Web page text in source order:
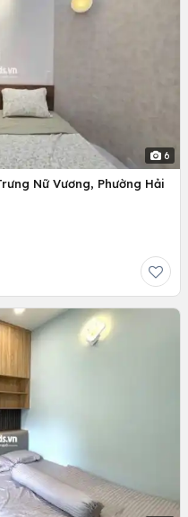
6
Nữ Vương, Phường Hải